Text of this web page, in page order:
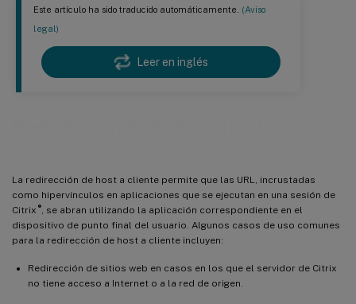
Este artículo ha sido traducido automáticamente. (Aviso
legal)
Leer en inglés
La redirección de host a cliente permite que las URL, incrustadas
como hipervínculos en aplicaciones que se ejecutan en una sesión de
Citrix ®, se abran utilizando la aplicación correspondiente en el
dispositivo de punto final del usuario. Algunos casos de uso comunes
para la redirección de host a cliente incluyen:
Redirección de sitios web en casos en los que el servidor de Citrix
no tiene acceso a Internet o a la red de origen.